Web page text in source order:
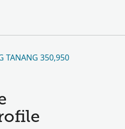
TANANG 350,950